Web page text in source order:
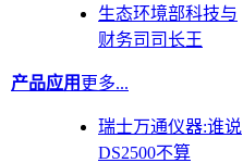
生态环境部科技与
财务司司长王
产品应用 更多...
瑞士万通仪器:谁说
DS2500不算